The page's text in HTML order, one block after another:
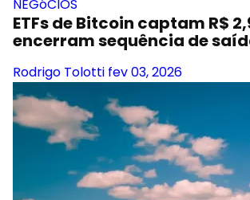
NEGóCIOS
ETFs de Bitcoin captam R$
encerram sequência de
Rodrigo Tolotti fev 03, 2026